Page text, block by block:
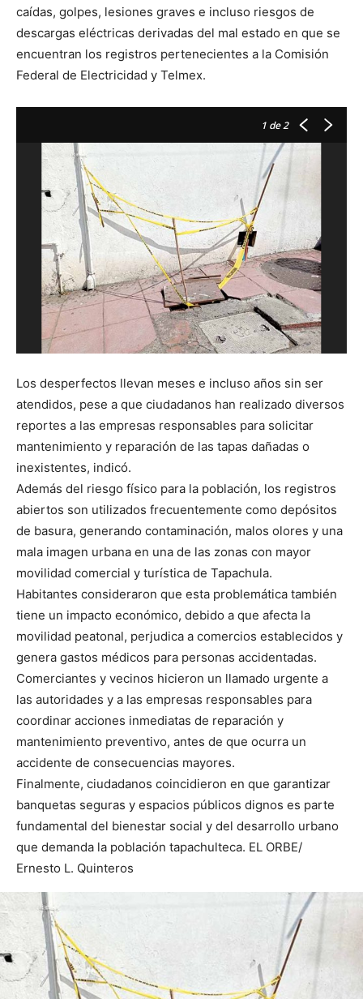
caídas, golpes, lesiones graves e incluso riesgos de
descargas eléctricas derivadas del mal estado en que se
encuentran los registros pertenecientes a la Comisión
Federal de Electricidad y Telmex.
1 de 2
Los desperfectos llevan meses e incluso años sin ser
atendidos, pese a que ciudadanos han realizado diversos
reportes a las empresas responsables para solicitar
mantenimiento y reparación de las tapas dañadas o
inexistentes, indicó.
Además del riesgo físico para la población, los registros
abiertos son utilizados frecuentemente como depósitos
de basura, generando contaminación, malos olores y una
mala imagen urbana en una de las zonas con mayor
movilidad comercial y turística de Tapachula.
Habitantes consideraron que esta problemática también
tiene un impacto económico, debido a que afecta la
movilidad peatonal, perjudica a comercios establecidos y
genera gastos médicos para personas accidentadas.
Comerciantes y vecinos hicieron un llamado urgente a
las autoridades y a las empresas responsables para
coordinar acciones inmediatas de reparación y
mantenimiento preventivo, antes de que ocurra un
accidente de consecuencias mayores.
Finalmente, ciudadanos coincidieron en que garantizar
banquetas seguras y espacios públicos dignos es parte
fundamental del bienestar social y del desarrollo urbano
que demanda la población tapachulteca. EL ORBE/
Ernesto L. Quinteros